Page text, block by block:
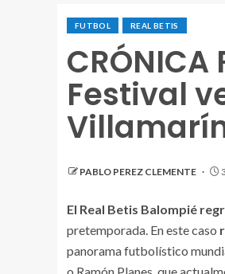
FUTBOL REAL BETIS
Festival
PABLO PEREZ CLEMENTE
El Real Betis Balompié
pretemporada. En este caso
panorama futbolístico